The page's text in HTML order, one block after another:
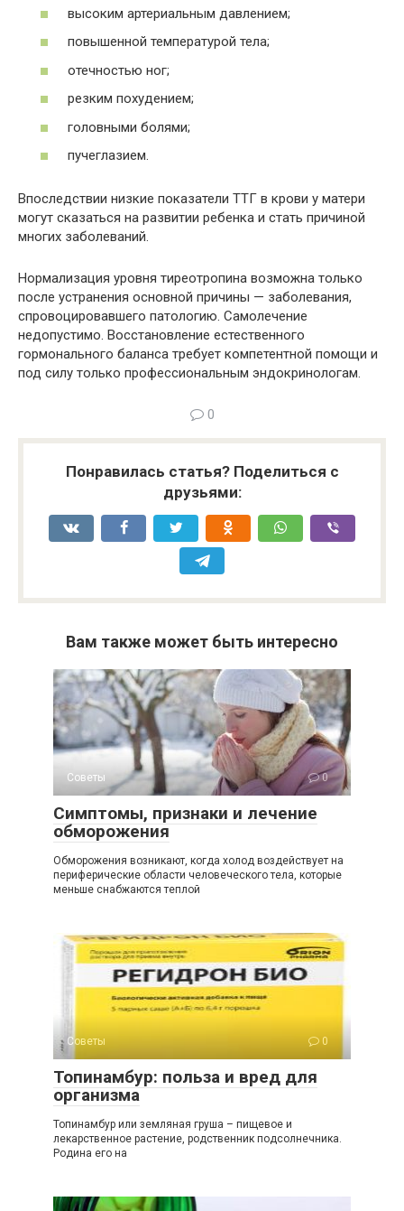
высоким артериальным давлением;
повышенной температурой тела;
отечностью ног;
резким похудением;
головными болями;
пучеглазием.
Впоследствии низкие показатели ТТГ в крови у матери
могут сказаться на развитии ребенка и стать причиной
многих заболеваний.
Нормализация уровня тиреотропина возможна только
после устранения основной причины — заболевания,
спровоцировавшего патологию. Самолечение
недопустимо. Восстановление естественного
гормонального баланса требует компетентной помощи и
под силу только профессиональным эндокринологам.
0
Понравилась статья? Поделиться с
друзьями:
Вам также может быть интересно
Советы 0
Симптомы, признаки и лечение
обморожения
Обморожения возникают, когда холод воздействует на
периферические области человеческого тела, которые
меньше снабжаются теплой
Советы 0
Топинамбур: польза и вред для
организма
Топинамбур или земляная груша – пищевое и
лекарственное растение, родственник подсолнечника.
Родина его на